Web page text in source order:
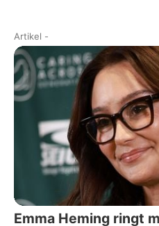
Artikel -
Emma Heming ringt